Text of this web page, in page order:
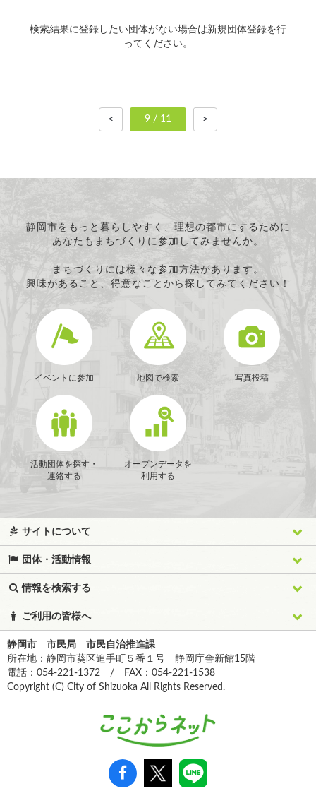
検索結果に登録したい団体がない場合は新規団体登録を行
ってください。
< 9 / 11 >
静岡市をもっと暮らしやすく、理想の都市にするために
あなたもまちづくりに参加してみませんか。
まちづくりには様々な参加方法があります。
興味があること、得意なことから探してみてください！
イベントに参加 地図で検索 写真投稿
活動団体を探す・
連絡する
オープンデータを
利用する
サイトについて
団体・活動情報
情報を検索する
ご利用の皆様へ
静岡市 市民局 市民自治推進課
所在地：静岡市葵区追手町５番１号 静岡庁舎新館15階
電話：054-221-1372 / FAX：054-221-1538
Copyright (C) City of Shizuoka All Rights Reserved.